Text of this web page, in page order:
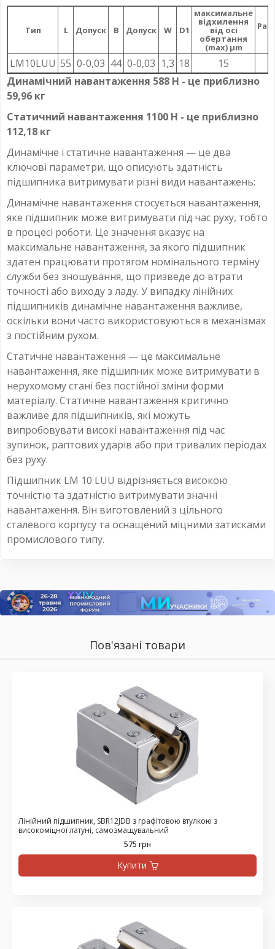
Тип L Допуск B Допуск W D1
максимальне
відхилення
від осі
обертання
(max) µm
LM10LUU 55 0-0,03 44 0-0,03 1,3 18
15
Динамічний навантаження 588 Н - це приблизно
59,96 кг
Статичний навантаження 1100 Н - це приблизно
112,18 кг
Динамічне і статичне навантаження — це два
ключові параметри, що описують здатність
підшипника витримувати різні види навантажень:
Динамічне навантаження стосується навантаження,
яке підшипник може витримувати під час руху, тобто
в процесі роботи. Це значення вказує на
максимальне навантаження, за якого підшипник
здатен працювати протягом номінального терміну
служби без зношування, що призведе до втрати
точності або виходу з ладу. У випадку лінійних
підшипників динамічне навантаження важливе,
оскільки вони часто використовуються в механізмах
з постійним рухом.
Статичне навантаження — це максимальне
навантаження, яке підшипник може витримувати в
нерухомому стані без постійної зміни форми
матеріалу. Статичне навантаження критично
важливе для підшипників, які можуть
випробовувати високі навантаження під час
зупинок, раптових ударів або при тривалих періодах
без руху.
Підшипник LM 10 LUU відрізняється високою
точністю та здатністю витримувати значні
навантаження. Він виготовлений з цільного
сталевого корпусу та оснащений міцними затисками
промислового типу.
Пов'язані товари
Лінійний підшипник, SBR12JDB з графітовою втулкою з
високоміцної латуні, самозмащувальний
575 грн
Купити